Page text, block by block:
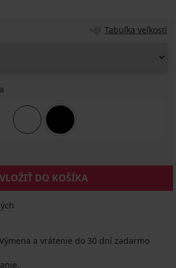
Tabuľka veľkostí
VLOŽIŤ DO KOŠÍKA
Výmena a vrátenie do 30 dní zadarmo